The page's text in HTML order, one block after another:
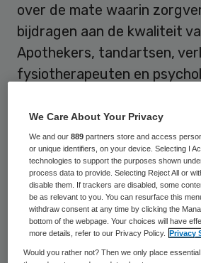
over de mate waarin
bijdragen aan de kwaliteit
Apothekers, tandartsen,
fysiotherapeuten en
geven.
Concrete zaken
Om patiënten te kunnen
ontwikkelen de
We Care About Your Privacy
We and our889 partners store and access
or unique identifiers, on your device. Selecting I
technologies to support the purposes shown
process data to provide. Selecting Reject All or
disable them. If trackers are disabled, some
be as relevant to you. You can resurface this
withdraw consent at any time by clicking the
bottom of the webpage. Your choices will have
more details, refer to our Privacy Policy.
Privacy
Would you rather not? Then we only place